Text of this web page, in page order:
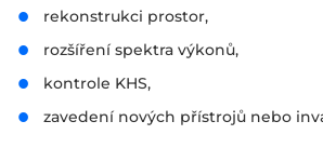
rekonstrukci prostor,
rozšíření spektra výkonů,
kontrole KHS,
zavedení nových přístrojů nebo